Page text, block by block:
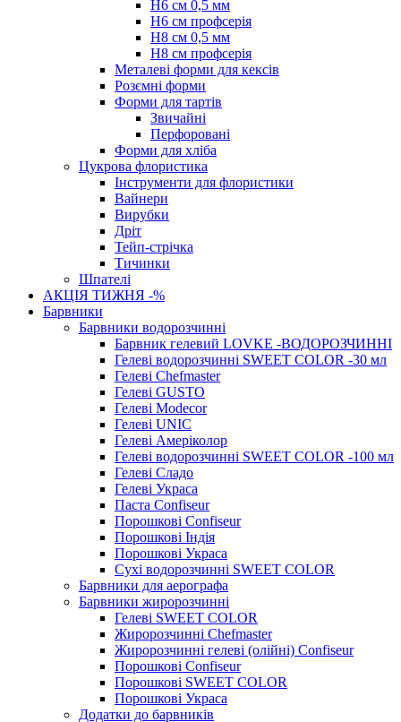
Н6 см 0,5 мм
Н6 см профсерія
Н8 см 0,5 мм
Н8 см профсерія
Металеві форми для кексів
Розємні форми
Форми для тартів
Звичайні
Перфоровані
Форми для хліба
Цукрова флористика
Інструменти для флористики
Вайнери
Вирубки
Дріт
Тейп-стрічка
Тичинки
Шпателі
АКЦІЯ ТИЖНЯ -%
Барвники
Барвники водорозчинні
Барвник гелевий LOVKE -ВОДОРОЗЧИННІ
Гелеві водорозчинні SWEET COLOR -30 мл
Гелеві Chefmaster
Гелеві GUSTO
Гелеві Modecor
Гелеві UNIC
Гелеві Амеріколор
Гелеві водорозчинні SWEET COLOR -100 мл
Гелеві Сладо
Гелеві Украса
Паста Confiseur
Порошкові Confiseur
Порошкові Індія
Порошкові Украса
Сухі водорозчинні SWEET COLOR
Барвники для аерографа
Барвники жиророзчинні
Гелеві SWEET COLOR
Жиророзчинні Chefmaster
Жиророзчинні гелеві (олійні) Confiseur
Порошкові Confiseur
Порошкові SWEET COLOR
Порошкові Украса
Додатки до барвників